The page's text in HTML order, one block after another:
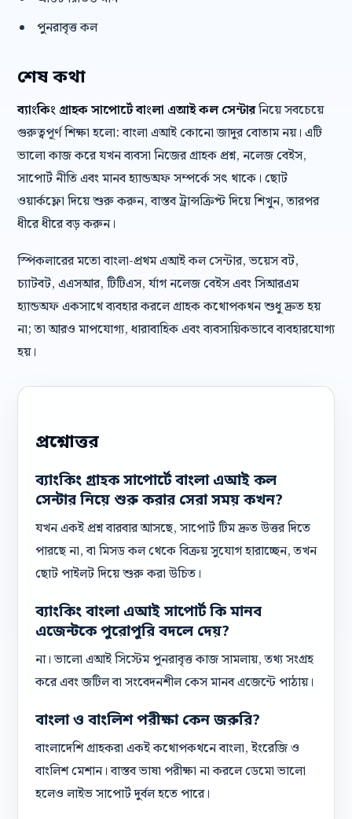
পুনরাবৃত্ত কল
শেষ কথা
ব্যাংকিং গ্রাহক সাপোর্টে বাংলা এআই কল সেন্টারনিয়ে সবচেয়ে
গুরুত্বপূর্ণ শিক্ষা হলো: বাংলা এআই কোনো জাদুর বোতাম নয়। এটি
ভালো কাজ করে যখন ব্যবসা নিজের গ্রাহক প্রশ্ন, নলেজ বেইস,
সাপোর্ট নীতি এবং মানব হ্যান্ডঅফ সম্পর্কে সৎ থাকে। ছোট
ওয়ার্কফ্লো দিয়ে শুরু করুন, বাস্তব ট্রান্সক্রিপ্ট দিয়ে শিখুন, তারপর
ধীরে ধীরে বড় করুন।
স্পিকলারের মতো বাংলা-প্রথম এআই কল সেন্টার, ভয়েস বট,
চ্যাটবট, এএসআর, টিটিএস, র্যাগ নলেজ বেইস এবং সিআরএম
হ্যান্ডঅফ একসাথে ব্যবহার করলে গ্রাহক কথোপকথন শুধু দ্রুত হয়
না; তা আরও মাপযোগ্য, ধারাবাহিক এবং ব্যবসায়িকভাবে ব্যবহারযোগ্য
হয়।
প্রশ্নোত্তর
ব্যাংকিং গ্রাহক সাপোর্টে বাংলা এআই কল
সেন্টার নিয়ে শুরু করার সেরা সময় কখন?
যখন একই প্রশ্ন বারবার আসছে, সাপোর্ট টিম দ্রুত উত্তর দিতে
পারছে না, বা মিসড কল থেকে বিক্রয় সুযোগ হারাচ্ছেন, তখন
ছোট পাইলট দিয়ে শুরু করা উচিত।
ব্যাংকিং বাংলা এআই সাপোর্ট কি মানব
এজেন্টকে পুরোপুরি বদলে দেয়?
না। ভালো এআই সিস্টেম পুনরাবৃত্ত কাজ সামলায়, তথ্য সংগ্রহ
করে এবং জটিল বা সংবেদনশীল কেস মানব এজেন্টে পাঠায়।
বাংলা ও বাংলিশ পরীক্ষা কেন জরুরি?
বাংলাদেশি গ্রাহকরা একই কথোপকথনে বাংলা, ইংরেজি ও
বাংলিশ মেশান। বাস্তব ভাষা পরীক্ষা না করলে ডেমো ভালো
হলেও লাইভ সাপোর্ট দুর্বল হতে পারে।